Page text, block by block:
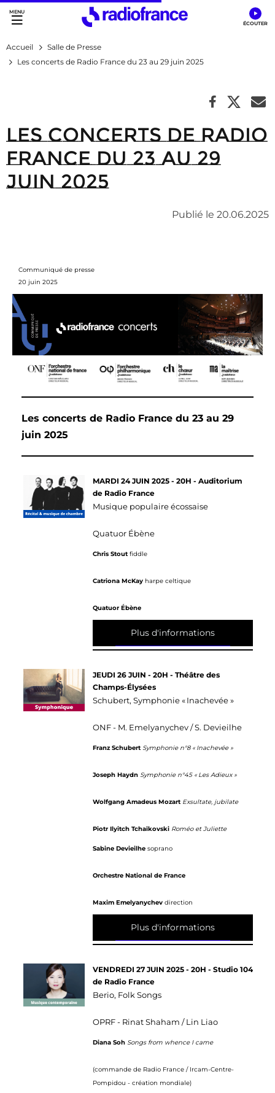
Accès direct :
Menu principal
Contenu
Accueil
Salle de Presse
Les concerts de Radio France du 23 au 29 juin 2025
Les concerts de Radio
France du 23 au 29
juin 2025
Publié le 20.06.2025
Communiqué de presse
20 juin 2025
Les concerts de Radio France du 23 au 29
juin 2025
MARDI 24 JUIN 2025 - 20H - Auditorium
de Radio France
Musique populaire écossaise
Quatuor Ébène
Chris Stoutfiddle
Catriona McKay harpe celtique
Quatuor Ébène
Plus d'informations
JEUDI 26 JUIN - 20H - Théâtre des
Champs-Élysées
Schubert, Symphonie « Inachevée »
ONF - M. Emelyanychev / S. Devieilhe
Franz Schubert Symphonie n°8 « Inachevée »
Joseph Haydn Symphonie n°45 « Les Adieux »
Wolfgang Amadeus Mozart Exsultate, jubilate
Piotr Ilyitch Tchaïkovski Roméo et Juliette
Sabine Devieilhesoprano
Orchestre National de France
Maxim Emelyanychevdirection
Plus d'informations
VENDREDI 27 JUIN 2025 - 20H - Studio 104
de Radio France
Berio, Folk Songs
OPRF - Rinat Shaham / Lin Liao
Diana Soh Songs from whence I came
(commande de Radio France / Ircam-Centre-
Pompidou - création mondiale)